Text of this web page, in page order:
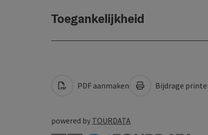
Toegankelijkheid
PDF aanmaken Bijdrage
powered by TOURDATA